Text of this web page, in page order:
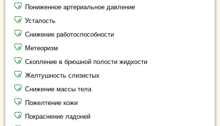
Пониженное артериальное давление
Усталость
Снижение работоспособности
Метеоризм
Скопление в брюшной полости жидкости
Желтушность слизистых
Снижение массы тела
Пожелтение кожи
Покраснение ладоней